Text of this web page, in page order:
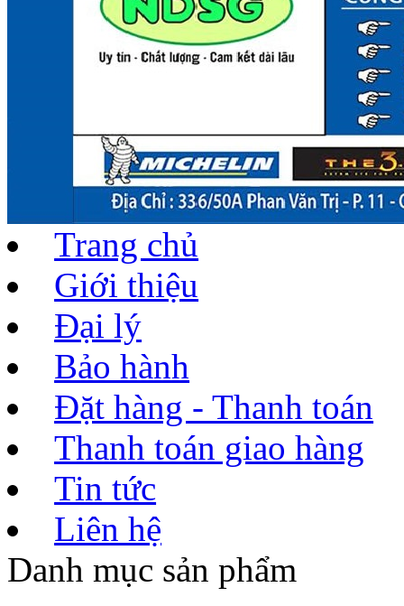
Trang chủ
Giới thiệu
Đại lý
Bảo hành
Đặt hàng - Thanh toán
Thanh toán giao hàng
Tin tức
Liên hệ
Danh mục sản phẩm